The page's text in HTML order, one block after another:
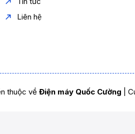
Liên hệ
thuộc về Điện máy Quốc Cường